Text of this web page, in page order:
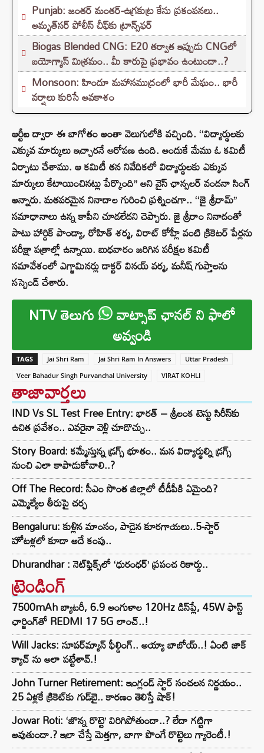
Punjab: జంతర్ మంతర్-ఉగ్రకుట్ర కేసు ప్రకంపనలు..
అమృత్‌సర్ పోలీస్ చీఫ్‌కు ట్రాన్స్‌ఫర్
Biogas Blended CNG: E20 తర్వాత ఇప్పుడు CNGలో
బయోగ్యాస్ మిశ్రమం.. మీ కారుపై ప్రభావం ఉంటుందా..?
Monsoon: హిందూ మహాసముద్రంలో భారీ మేఘం.. భారీ
వర్షాలు కురిసే అవకాశం
ఆర్టీఐ ద్వారా ఈ బాగోతం అంతా వెలుగులోకి వచ్చింది. ‘‘విద్యార్థులకు
ఎక్కువ మార్కులు ఇచ్చారనే ఆరోపణ ఉంది. అందుకే మేము ఓ కమిటీ
ఏర్పాటు చేశాము. ఆ కమిటీ తన నివేదికలో విద్యార్థులకు ఎక్కువ
మార్కులు కేటాయించినట్లు పేర్కొంది’’ అని వైస్ ఛాన్సలర్ వందనా సింగ్
అన్నారు. మతపరమైన నినాదాల గురించి ప్రశ్నించగా.. ‘‘జై శ్రీరామ్’’
సమాధానాలు ఉన్న కాపీని చూడలేదని చెప్పారు. జై శ్రీరాం నినాదంతో
పాటు హార్దిక్ పాండ్యా, రోహిత్ శర్మ, విరాట్ కోహ్లీ వంటి క్రికెటర్ పేర్లను
పరీక్షా పత్రాల్లో ఉన్నాయి. బుధవారం జరిగిన పరీక్షల కమిటీ
సమావేశంలో ఎగ్జామినర్లు డాక్టర్ వినయ్ వర్మ, మనీష్ గుప్తాలను
సస్పెండ్ చేశారు.
NTV తెలుగు వాట్సాప్ ఛానల్ ని ఫాలో
అవ్వండి
TAGS Jai Shri Ram Jai Shri Ram In Answers
Uttar Pradesh
Veer Bahadur Singh Purvanchal University
VIRAT KOHLI
తాజావార్తలు
IND Vs SL Test Free Entry: భారత్ – శ్రీలంక టెస్టు సిరీస్‌కు
ఉచిత ప్రవేశం.. ఎవరైనా వెళ్లి చూడొచ్చు..
Story Board: కమ్మేస్తున్న డ్రగ్స్ భూతం.. మన విద్యార్థుల్ని డ్రగ్స్
నుంచి ఎలా కాపాడుకోవాలి..?
Off The Record: సీఎం సొంత జిల్లాలో టీడీపీకి ఏమైంది?
ఎమ్మెల్యేల తీరుపై చర్చ
Bengaluru: కుళ్లిన మాంసం, పాడైన కూరగాయలు..5-స్టార్
హోటళ్లలో కూడా అదే కంపు..
Dhurandhar : నెట్‌ఫ్లిక్స్‌లో ‘ధురంధర్’ ప్రపంచ రికార్డు..
ట్రెండింగ్‌
7500mAh బ్యాటరీ, 6.9 అంగుళాల 120Hz డిస్‌ప్లే, 45W ఫాస్ట్
ఛార్జింగ్‌తో REDMI 17 5G లాంచ్..!
Will Jacks: సూపర్‌మ్యాన్ ఫీల్డింగ్.. అయ్యా బాబోయ్..! ఏంటి జాక్
క్యాచ్ ను అలా పట్టేశావ్.!
John Turner Retirement: ఇంగ్లండ్ స్టార్ సంచలన నిర్ణయం..
25 ఏళ్లకే క్రికెట్‌కు గుడ్‌బై.. కారణం తెలిస్తే షాక్!
Jowar Roti: ‘జొన్న రొట్టె’ విరిగిపోతుందా..? లేదా గట్టిగా
అవుతుందా.? ఇలా చేస్తే మెత్తగా, బాగా పొంగే రొట్టెలు గ్యారెంటీ.!